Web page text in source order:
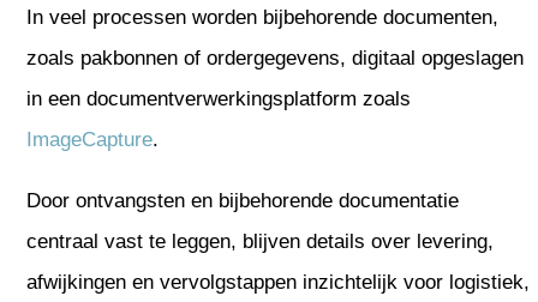
In veel processen worden bijbehorende documenten,
zoals pakbonnen of ordergegevens, digitaal opgeslagen
in een documentverwerkingsplatform zoals
ImageCapture.
Door ontvangsten en bijbehorende documentatie
centraal vast te leggen, blijven details over levering,
afwijkingen en vervolgstappen inzichtelijk voor logistiek,